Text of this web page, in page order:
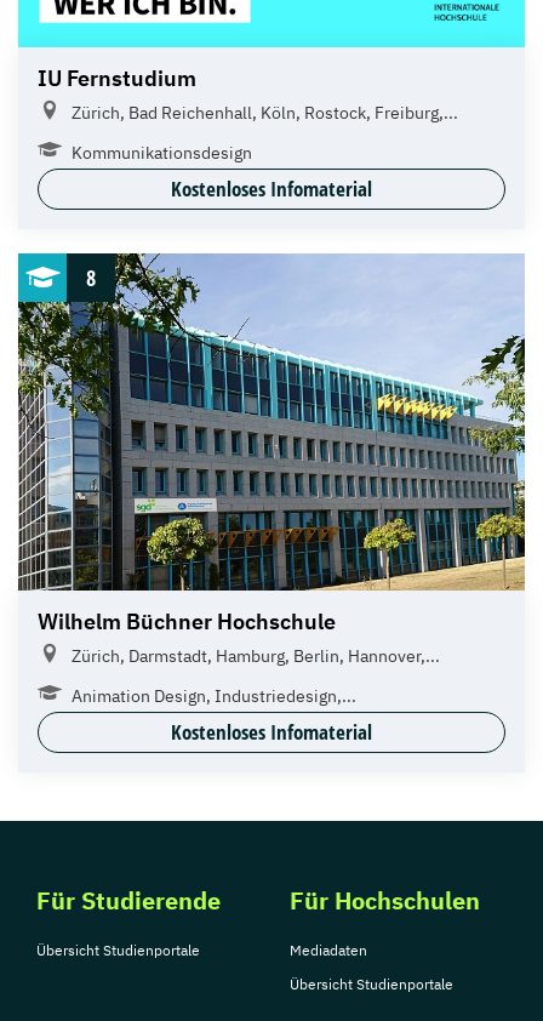
IU Fernstudium
Zürich, Bad Reichenhall, Köln, Rostock, Freiburg,...
Kommunikationsdesign
Kostenloses Infomaterial
8
Wilhelm Büchner Hochschule
Zürich, Darmstadt, Hamburg, Berlin, Hannover,...
Animation Design, Industriedesign,...
Kostenloses Infomaterial
Für Studierende
Übersicht Studienportale
Für Hochschulen
Mediadaten
Übersicht Studienportale